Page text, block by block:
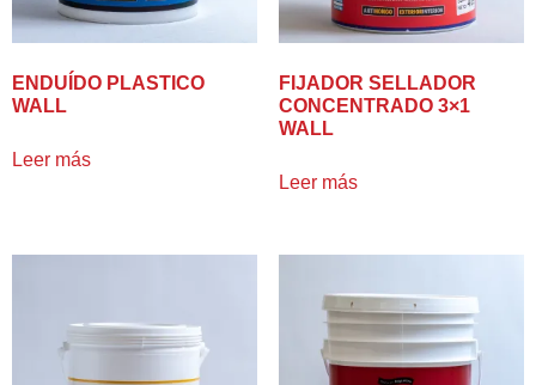
ENDUÍDO PLASTICO
WALL
Leer más
FIJADOR SELLADOR
CONCENTRADO 3×1
WALL
Leer más